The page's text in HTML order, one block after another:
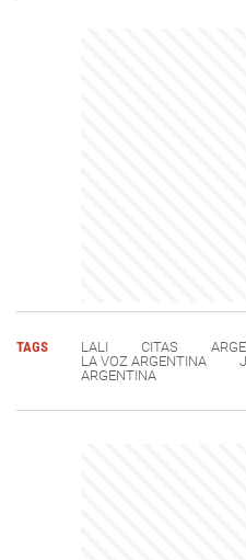
TAGS LALI CITAS
LA VOZ ARGENTINA
ARGENTINA